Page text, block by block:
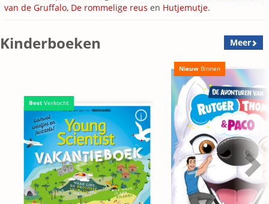
van de Gruffalo, De rommelige reus en Hutjemutje.
Kinderboeken Meer
Best Verkocht
Nieuw Binnen